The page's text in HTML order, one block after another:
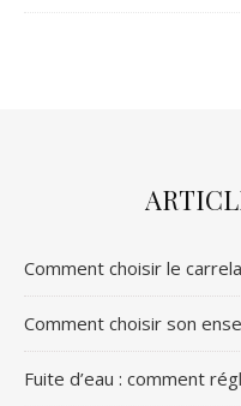
Comment choisir le
Comment choisir son
Fuite d’eau : comment